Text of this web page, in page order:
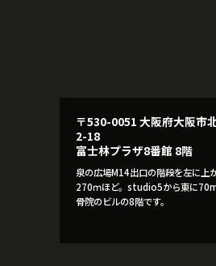
〒530-0051 大阪府大阪市
2-18
富士林プラザ8番館 8階
泉の広場M14出口の階段を左に上
270ｍほど。studio5から東に
骨院のビルの8階です。